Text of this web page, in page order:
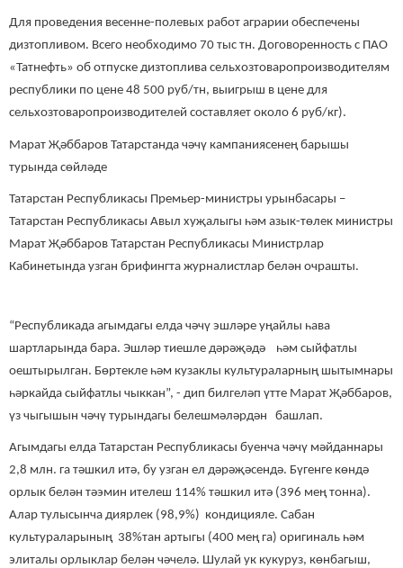
Для проведения весенне-полевых работ аграрии обеспечены
дизтопливом. Всего необходимо 70 тыс тн. Договоренность с ПАО
«Татнефть» об отпуске дизтоплива сельхозтоваропроизводителям
республики по цене 48 500 руб/тн, выигрыш в цене для
сельхозтоваропроизводителей составляет около 6 руб/кг).
Марат Җәббаров Татарстанда чәчү кампаниясенең барышы
турында сөйләде
Татарстан Республикасы Премьер-министры урынбасары –
Татарстан Республикасы Авыл хуҗалыгы һәм азык-төлек министры
Марат Җәббаров Татарстан Республикасы Министрлар
Кабинетында узган брифингта журналистлар белән очрашты.
“Республикада агымдагы елда чәчү эшләре уңайлы һава
шартларында бара. Эшләр тиешле дәрәҗәдә һәм сыйфатлы
оештырылган. Бөртекле һәм кузаклы культураларның шытымнары
һәркайда сыйфатлы чыккан”, - дип билгеләп үтте Марат Җәббаров,
үз чыгышын чәчү турындагы белешмәләрдән башлап.
Агымдагы елда Татарстан Республикасы буенча чәчү мәйданнары
2,8 млн. га тәшкил итә, бу узган ел дәрәҗәсендә. Бүгенге көндә
орлык белән тәэмин ителеш 114% тәшкил итә (396 мең тонна).
Алар тулысынча диярлек (98,9%) кондицияле. Сабан
культураларының 38%тан артыгы (400 мең га) оригиналь һәм
элиталы орлыклар белән чәчелә. Шулай ук кукуруз, көнбагыш,